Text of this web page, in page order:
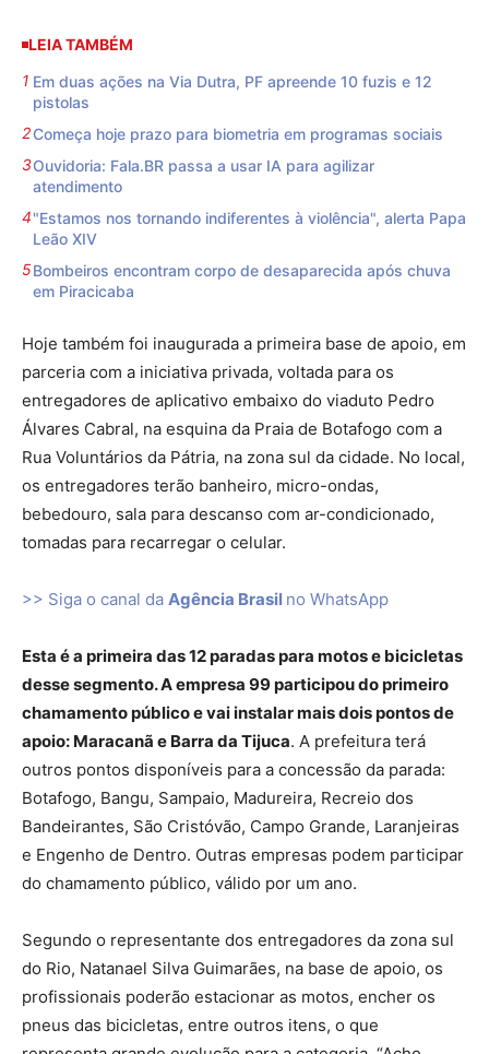
LEIA TAMBÉM
Em duas ações na Via Dutra, PF apreende 10 fuzis e 12
pistolas
Começa hoje prazo para biometria em programas sociais
Ouvidoria: Fala.BR passa a usar IA para agilizar
atendimento
"Estamos nos tornando indiferentes à violência", alerta Papa
Leão XIV
Bombeiros encontram corpo de desaparecida após chuva
em Piracicaba
Hoje também foi inaugurada a primeira base de apoio, em
parceria com a iniciativa privada, voltada para os
entregadores de aplicativo embaixo do viaduto Pedro
Álvares Cabral, na esquina da Praia de Botafogo com a
Rua Voluntários da Pátria, na zona sul da cidade. No local,
os entregadores terão banheiro, micro-ondas,
bebedouro, sala para descanso com ar-condicionado,
tomadas para recarregar o celular.
>> Siga o canal da Agência Brasil no WhatsApp
Esta é a primeira das 12 paradas para motos e bicicletas
desse segmento. A empresa 99 participou do primeiro
chamamento público e vai instalar mais dois pontos de
apoio: Maracanã e Barra da Tijuca. A prefeitura terá
outros pontos disponíveis para a concessão da parada:
Botafogo, Bangu, Sampaio, Madureira, Recreio dos
Bandeirantes, São Cristóvão, Campo Grande, Laranjeiras
e Engenho de Dentro. Outras empresas podem participar
do chamamento público, válido por um ano.
Segundo o representante dos entregadores da zona sul
do Rio, Natanael Silva Guimarães, na base de apoio, os
profissionais poderão estacionar as motos, encher os
pneus das bicicletas, entre outros itens, o que